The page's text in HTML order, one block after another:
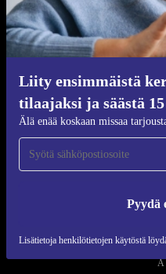
Liity ensimmäistä
tilaajaksi ja säästä
Älä enää koskaan missaa
Pyydä
Lisätietoja henkilötietojen käytöstä